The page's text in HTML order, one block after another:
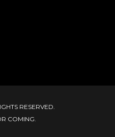
RESERVED.
COMING.